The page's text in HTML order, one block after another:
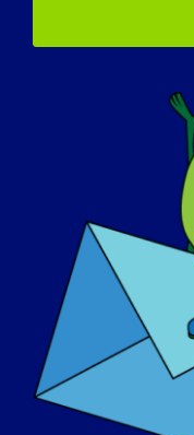
© Copyright
من بانثيون